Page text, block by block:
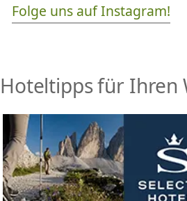
Folge uns auf Instagram!
Hoteltipps für Ihren